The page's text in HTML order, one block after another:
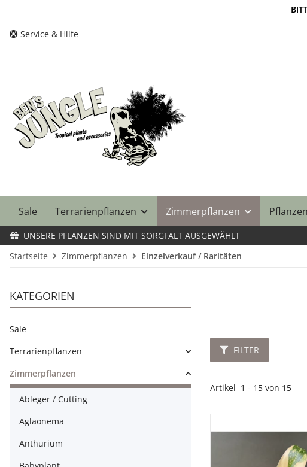
Service & Hilfe
Sale Terrarienpflanzen Zimmerpflanzen
UNSERE PFLANZEN SIND MIT SORGFALT AUSGEWÄHLT
Startseite
Zimmerpflanzen Einzelverkauf / Raritäten
FILTER
Artikel 1 - 15 von 15
KATEGORIEN
Sale
Terrarienpflanzen
Zimmerpflanzen
Ableger / Cutting
Aglaonema
Anthurium